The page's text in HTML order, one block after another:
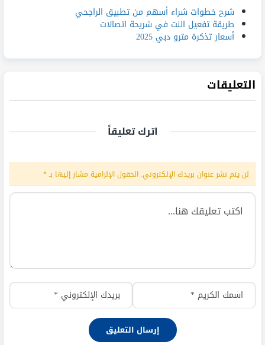
شرح خطوات شراء أسهم من تطبيق الراجحي
طريقة تفعيل النت في شريحة اتصالات
أسعار تذكرة مترو دبي 2025
التعليقات
اترك تعليقاً
لن يتم نشر عنوان بريدك الإلكتروني. الحقول الإلزامية مشار إليها بـ*